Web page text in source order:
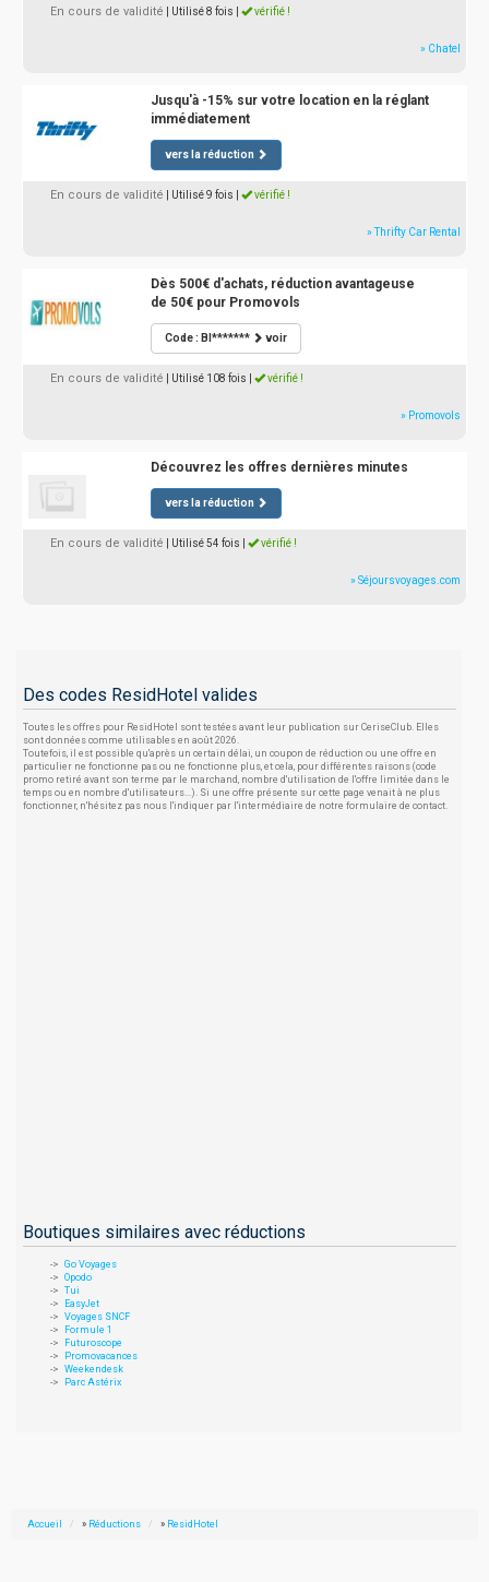
En cours de validité | Utilisé 8 fois vérifié !
» Chatel
Jusqu'à -15% sur votre location en la réglant
immédiatement
vers la réduction
En cours de validité | Utilisé 9 fois vérifié !
» Thrifty Car Rental
Dès 500€ d'achats, réduction avantageuse
de 50€ pour Promovols
Code : BI******* voir
En cours de validité | Utilisé 108 fois vérifié !
» Promovols
Découvrez les offres dernières minutes
vers la réduction
En cours de validité | Utilisé 54 fois vérifié !
» Séjoursvoyages.com
Des codes ResidHotel valides
Toutes les offres pour ResidHotel sont testées avant leur publication sur CeriseClub. Elles
sont données comme utilisables en août 2026.
Toutefois, il est possible qu'après un certain délai, un coupon de réduction ou une offre en
particulier ne fonctionne pas ou ne fonctionne plus, et cela, pour différentes raisons (code
promo retiré avant son terme par le marchand, nombre d'utilisation de l'offre limitée dans le
temps ou en nombre d'utilisateurs...). Si une offre présente sur cette page venait à ne plus
fonctionner, n'hésitez pas nous l'indiquer par l'intermédiaire de notre formulaire de contact.
Boutiques similaires avec réductions
Go Voyages
Opodo
Tui
EasyJet
Voyages SNCF
Formule 1
Futuroscope
Promovacances
Weekendesk
Parc Astérix
Accueil » Réductions » ResidHotel